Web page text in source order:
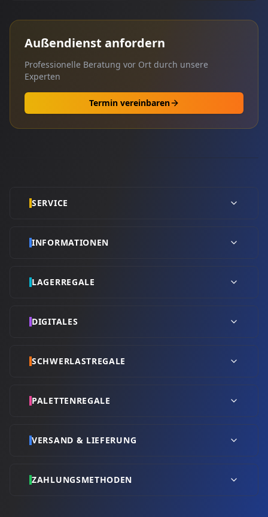
Außendienst anfordern
Professionelle Beratung vor Ort durch unsere
Experten
Termin vereinbaren
SERVICE
INFORMATIONEN
LAGERREGALE
DIGITALES
SCHWERLASTREGALE
PALETTENREGALE
VERSAND & LIEFERUNG
ZAHLUNGSMETHODEN